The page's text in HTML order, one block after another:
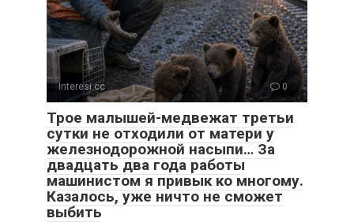
Interesi.cc 0
Трое малышей-медвежат третьи
сутки не отходили от матери у
железнодорожной насыпи… За
двадцать два года работы
машинистом я привык ко многому.
Казалось, уже ничто не сможет
выбить